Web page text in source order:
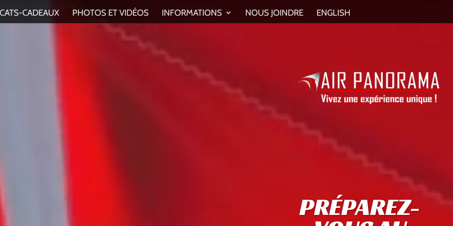
CADEAUX PHOTOS ET VIDÉOS INFORMATIONS NOUS JOINDRE ENGLISH
PRÉPAREZ-